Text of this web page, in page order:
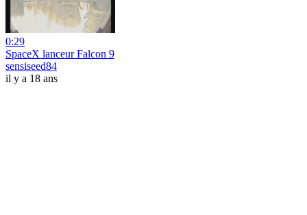
0:29
SpaceX lanceur Falcon 9
sensiseed84
il y a 18 ans